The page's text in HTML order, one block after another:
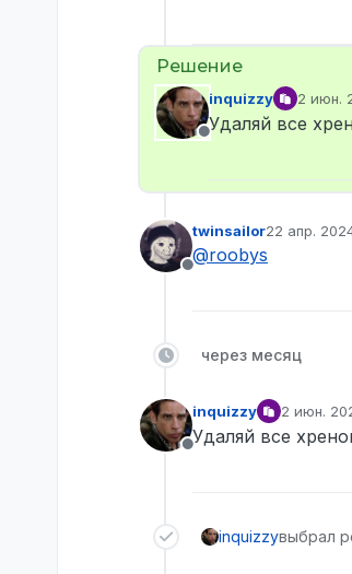
Не в сети
inquizzy 2 июн.
Удаляй все
Не в сети
twinsailor22 апр.
@roobys
через месяц
Не в сети
inquizzy 2 июн.
Удаляй все
inquizzyвыбрал